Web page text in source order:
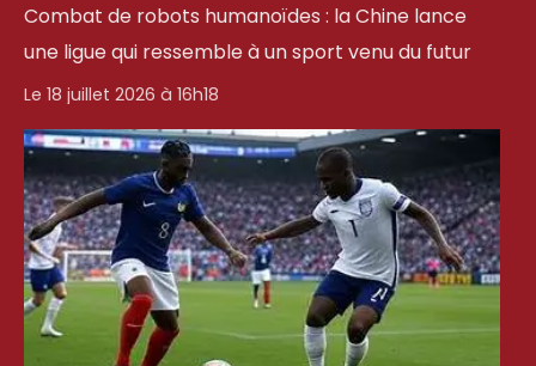
Combat de robots humanoïdes : la Chine lance
une ligue qui ressemble à un sport venu du futur
Le 18 juillet 2026 à 16h18